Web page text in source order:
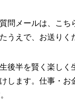
問メールは、こち
うえで、お送りく
後半を賢く楽し
します。仕事・